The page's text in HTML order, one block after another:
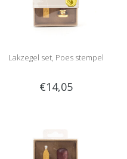
Lakzegel set, Poes stempel
€14,05